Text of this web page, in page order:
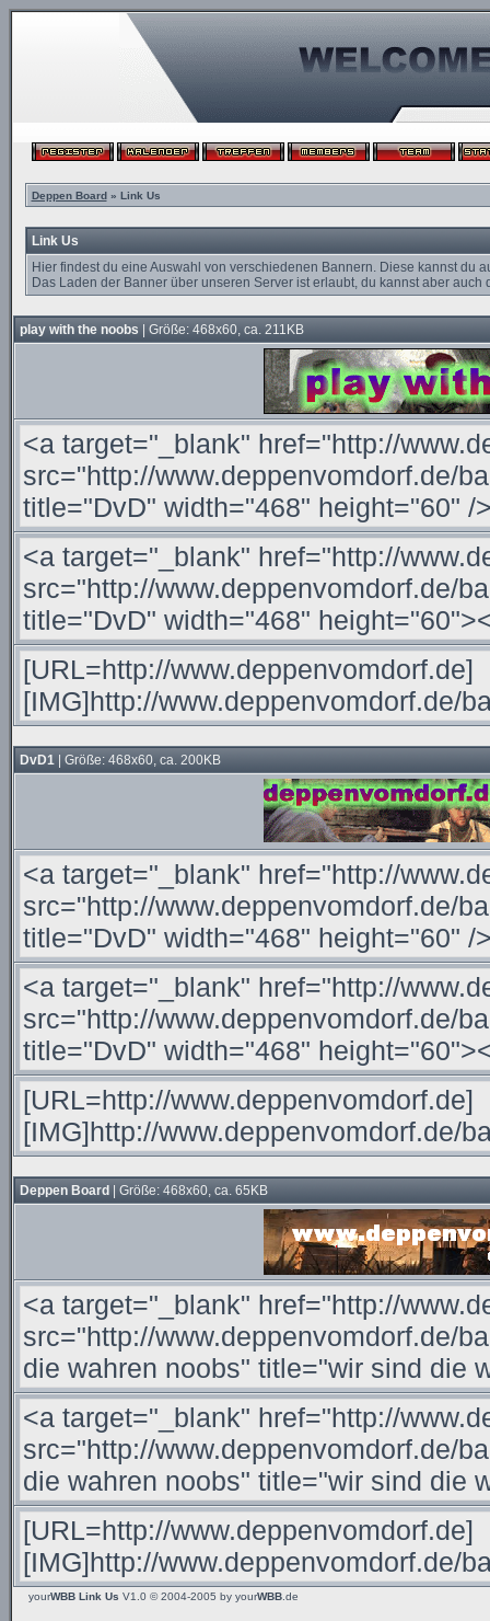
Deppen Board» Link Us
Link Us
Hier findest du eine Auswahl von verschiedenen Bannern. Diese kannst
Das Laden der Banner über unseren Server ist erlaubt, du kannst aber
play with the noobs | Größe: 468x60, ca. 211KB
DvD1 | Größe: 468x60, ca. 200KB
Deppen Board | Größe: 468x60, ca. 65KB
yourWBB Link Us V1.0 © 2004-2005 by yourWBB.de